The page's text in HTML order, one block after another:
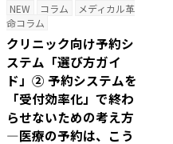
NEW コラム
メディカル革
命コラム
クリニック向け予約シ
ステム「選び方ガイ
ド」② 予約システムを
「受付効率化」で終わ
らせないための考え方
―医療の予約は、こう